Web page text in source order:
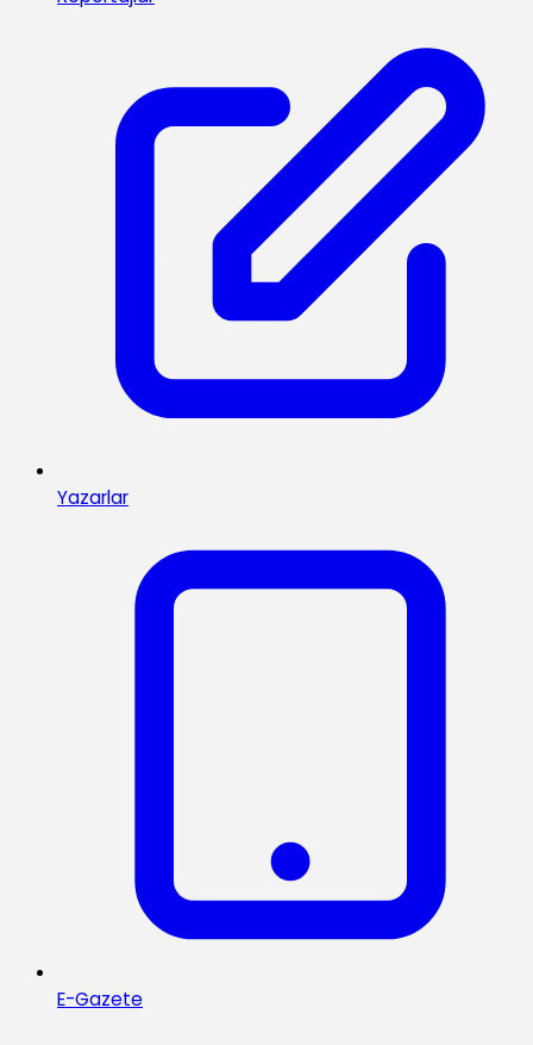
Yazarlar
E-Gazete